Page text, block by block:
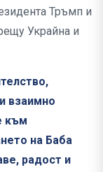
Тръмп и
Украйна и
взаимно
към
на Баба
радост и